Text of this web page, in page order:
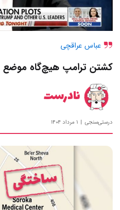
عباس عراقچی
کشتن ترامپ هیچ‌گاه موضع
نادرست
درستی‌سنجی ۱ مرداد ۱۴۰۴